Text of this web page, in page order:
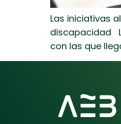
Las iniciativas
discapacidad
con las que